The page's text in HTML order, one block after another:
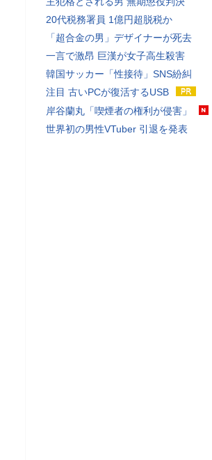
20代税務署員 1億円超脱税か
「超合金の男」デザイナーが死去
一言で激昂 巨漢が女子高生殺害
韓国サッカー「性接待」SNS紛糾
注目 古いPCが復活するUSB
岸谷蘭丸「喫煙者の権利が侵害」
世界初の男性VTuber 引退を発表